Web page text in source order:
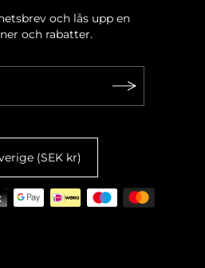
och lås upp en
och rabatter.
(SEK kr)